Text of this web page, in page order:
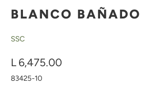
BLANCO BAÑADO
SSC
L 6,475.00
83425-10